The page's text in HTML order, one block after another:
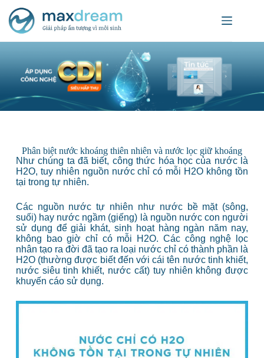
Phân biệt nước khoáng thiên nhiên và nước lọc giữ khoáng
Như chúng ta đã biết, công thức hóa học của nước là
H2O, tuy nhiên nguồn nước chỉ có mỗi H2O không tồn
tại trong tự nhiên.
Các nguồn nước tự nhiên như nước bề mặt (sông,
suối) hay nước ngầm (giếng) là nguồn nước con người
sử dụng để giải khát, sinh hoạt hàng ngàn năm nay,
không bao giờ chỉ có mỗi H2O. Các công nghệ lọc
nhân tạo ra đời đã tạo ra loại nước chỉ có thành phần là
H2O (thường được biết đến với cái tên nước tinh khiết,
nước siêu tinh khiết, nước cất) tuy nhiên không được
khuyến cáo sử dụng.